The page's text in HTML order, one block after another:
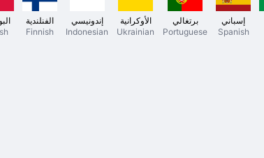
إسباني
Spanish
برتغالي
Portuguese
الأوكرانية
Ukrainian
إندونيسي
Indonesian
الفنلندية
Finnish